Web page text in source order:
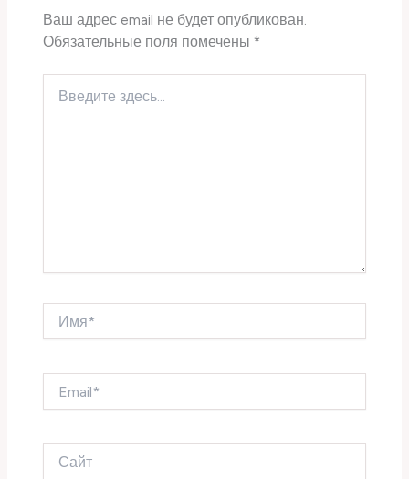
Ваш адрес email не будет опубликован.
Обязательные поля помечены*
здесь...